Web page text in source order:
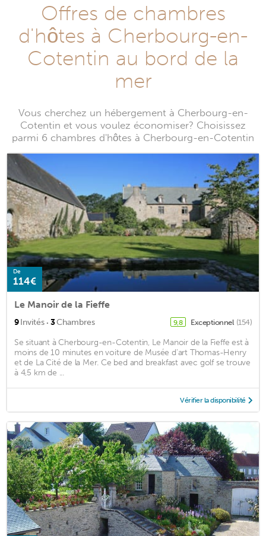
Offres de chambres
d'hôtes à Cherbourg-en-
Cotentin au bord de la
mer
Vous cherchez un hébergement à Cherbourg-en-
Cotentin et vous voulez économiser? Choisissez
parmi 6 chambres d'hôtes à Cherbourg-en-Cotentin
De
114€
Le Manoir de la Fieffe
9Invités · 3Chambres 9,8 Exceptionnel (154)
Se situant à Cherbourg-en-Cotentin, Le Manoir de la Fieffe est à
moins de 10 minutes en voiture de Musée d'art Thomas-Henry
et de La Cité de la Mer. Ce bed and breakfast avec golf se trouve
à 4,5 km de ...
Vérifier la disponibilité